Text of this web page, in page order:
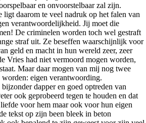
en onvoorstelbaar zal zijn.
daarom te veel nadruk op het falen van
verantwoordelijkheid. Jij moet die
De criminelen worden toch wel gestraft
straf uit. Ze beseffen waarschijnlijk voor
geld en macht in hun wereld zeer, zeer
Vries had niet vermoord mogen worden,
Maar daar mogen van mij nog twee
eigen verantwoording.
dapper en goed optreden van
ook geprobeerd tegen te houden en dat
voor hem maar ook voor hun eigen
tekst op zijn been bleek in beton